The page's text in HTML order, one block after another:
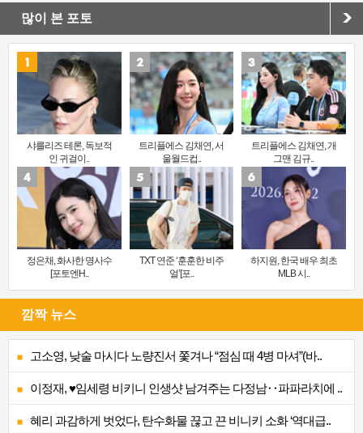
많이 본 포토
샤를리즈 테론, 독보적
인 귀걸이..
트리플에스 김채연, 서
울월드컵..
트리플에스 김채연, 개
그맨 김규..
정은채, 화사한 명사수
[포토엔H..
TXT 연준 ‘훈훈한 비주
얼’[포..
하지원, 한국 배우 최초
MLB 시..
깜짝 뉴스
고소영, 낮술 마시다 노량진서 쫓겨나 “점심 때 4병 마셔”(바..
이정재, ♥임세령 비키니 인생샷 남겨주는 다정남‥파파라치에 ..
혜리 과감하게 벗었다, 탄수화물 끊고 끈 비니키 소화 ‘역대급..